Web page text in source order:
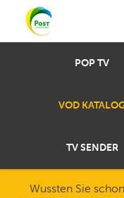
POP TV
VOD
TV SENDER
Wussten Sie